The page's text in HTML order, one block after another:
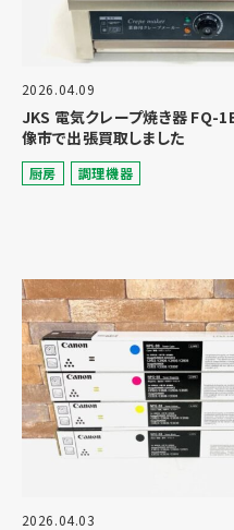
2026.04.09
JKS 電気クレープ焼き器 FQ-
像市で出張買取しました
厨房 調理機器
2026.04.03